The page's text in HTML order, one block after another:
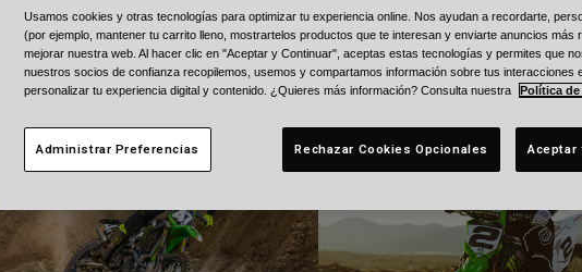
Levi Kitchen Jeremy McGrath
Usamos cookies y otras tecnologías para optimizar tu experiencia online. Nos ayudan a recordarte,
(por ejemplo, mantener tu carrito lleno, mostrartelos productos que te interesan y enviarte anuncios más
mejorar nuestra web. Al hacer clic en "Aceptar y Continuar", aceptas estas tecnologías y permites que
nuestros socios de confianza recopilemos, usemos y compartamos información sobre tus interacciones
personalizar tu experiencia digital y contenido. ¿Quieres más información? Consulta nuestra
Política de
Administrar Preferencias Rechazar Cookies Opcionales Aceptar